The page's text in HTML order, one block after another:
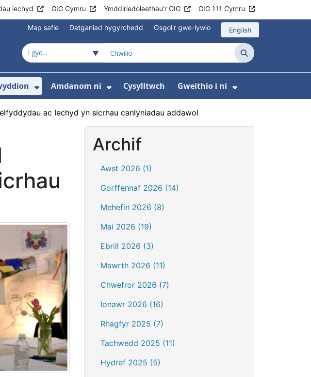
iechyd GIG Cymru Ymddiriedolaethau'r GIG GIG 111 Cymru
Map safle Datganiad hygyrchedd Osgoi'r gwe-lywio English
Chwilio
ar gyfer Gwybodaeth i gleifion
isddewislen ar gyfer Digidol
Dangos isddewislen ar gyfer Newyddion
Amdanom ni
Dangos isddewislen ar gyfer Amdanom ni
Cysylltwch Gweithio i ni
Dangos
ac Iechyd yn sicrhau canlyniadau addawol
Archif
Awst 2026 (1)
Gorffennaf 2026 (14)
Mehefin 2026 (8)
Mai 2026 (19)
Ebrill 2026 (3)
Mawrth 2026 (11)
Chwefror 2026 (7)
Ionawr 2026 (16)
Rhagfyr 2025 (7)
Tachwedd 2025 (11)
Hydref 2025 (5)